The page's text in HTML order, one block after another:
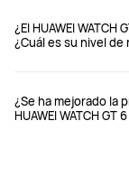
Caja de
Dimensiones:
Peso (sin la correa):
¿El HUAWEI
¿Cuál es su nivel
¿Se ha mejorado la
HUAWEI WATCH GT